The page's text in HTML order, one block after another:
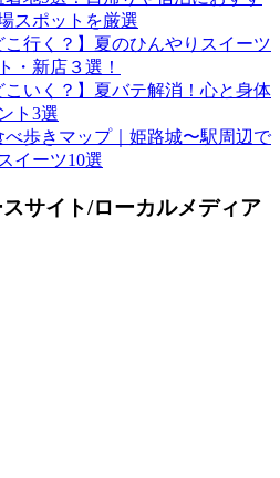
スポットを厳選
こ行く？】夏のひんやりスイーツ
・新店３選！
こいく？】夏バテ解消！心と身体
ト3選
べ歩きマップ｜姫路城〜駅周辺で
イーツ10選
サイト/ローカルメディア